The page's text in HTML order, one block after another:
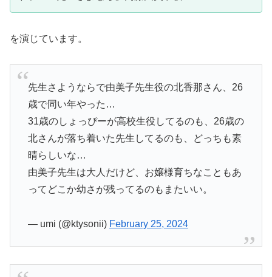
を演じています。
先生さようならで由美子先生役の北香那さん、26
歳で同い年やった…
31歳のしょっぴーが高校生役してるのも、26歳の
北さんが落ち着いた先生してるのも、どっちも素
晴らしいな…
由美子先生は大人だけど、お嬢様育ちなこともあ
ってどこか幼さが残ってるのもまたいい。
— umi (@ktysonii) February 25, 2024